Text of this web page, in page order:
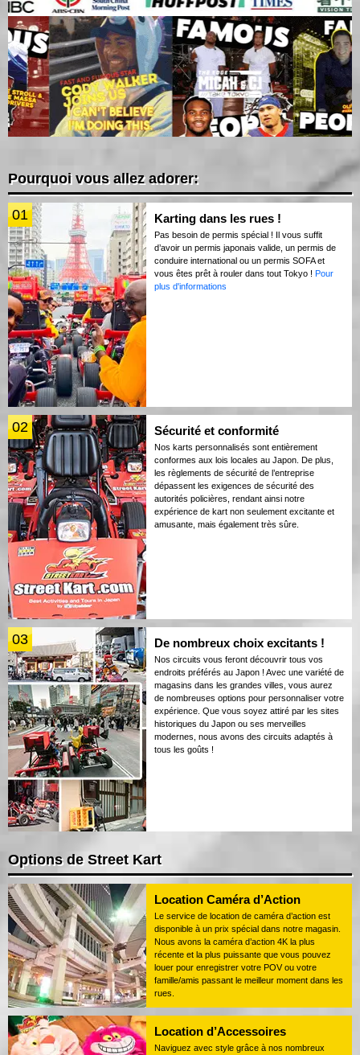
Pourquoi vous allez adorer:
01 Karting dans les rues !
Pas besoin de permis spécial ! Il vous suffit
d’avoir un permis japonais valide, un permis de
conduire international ou un permis SOFA et
vous êtes prêt à rouler dans tout Tokyo ! Pour
plus d'informations
02 Sécurité et conformité
Nos karts personnalisés sont entièrement
conformes aux lois locales au Japon. De plus,
les règlements de sécurité de l’entreprise
dépassent les exigences de sécurité des
autorités policières, rendant ainsi notre
expérience de kart non seulement excitante et
amusante, mais également très sûre.
03 De nombreux choix excitants !
Nos circuits vous feront découvrir tous vos
endroits préférés au Japon ! Avec une variété de
magasins dans les grandes villes, vous aurez
de nombreuses options pour personnaliser votre
expérience. Que vous soyez attiré par les sites
historiques du Japon ou ses merveilles
modernes, nous avons des circuits adaptés à
tous les goûts !
Options de Street Kart
Location Caméra d’Action
Le service de location de caméra d’action est
disponible à un prix spécial dans notre magasin.
Nous avons la caméra d’action 4K la plus
récente et la plus puissante que vous pouvez
louer pour enregistrer votre POV ou votre
famille/amis passant le meilleur moment dans les
rues.
Location d’Accessoires
Naviguez avec style grâce à nos nombreux